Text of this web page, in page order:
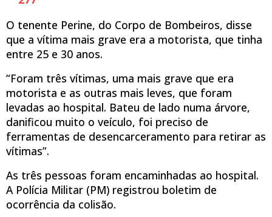
O tenente Perine, do Corpo de Bombeiros, disse
que a vítima mais grave era a motorista, que tinha
entre 25 e 30 anos.
“Foram três vítimas, uma mais grave que era
motorista e as outras mais leves, que foram
levadas ao hospital. Bateu de lado numa árvore,
danificou muito o veículo, foi preciso de
ferramentas de desencarceramento para retirar as
vítimas”.
As três pessoas foram encaminhadas ao hospital.
A Polícia Militar (PM) registrou boletim de
ocorrência da colisão.